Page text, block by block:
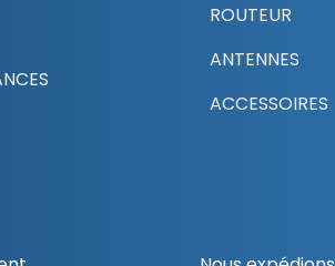
ROUTEUR
ANTENNES
ACCESSOIRES